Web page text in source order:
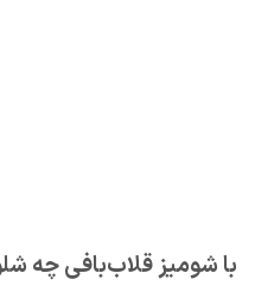
با شومیز قلاب‌بافی چه